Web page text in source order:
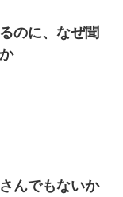
上司「無責任」
し…）→ 思いっきり
で宝石を買おうと
様子が微妙におか
のに、なぜ聞
んでもないか